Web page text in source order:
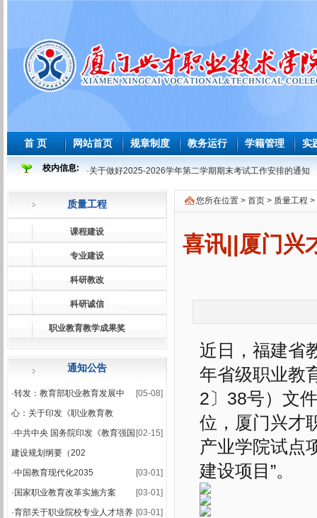
首 页 网站首页 规章制度 教务运行 学籍管理 实
校内信息: ·关于做好2025-2026学年第二学期期末考试工作安排的通知
2025-2026 学年度第二学期必修课程重修教学与考试安排表
·2026年师范生教育教学能力测试安排表
·2026届及往届毕业生必修课程补学分教学与考试安排表
·关于做好2026届及往届毕业生必修课、选修课程补学分报考
·2025-2026学年第一学期课程补考考试安排表
·关于做好2025-2026学年第一学期课程补考工作的通知
·关于公布2025-2026学年第一学期期末集中考试安排的通知
2025-2026学年第一学期期末考试安排表
质量工程
课程建设
专业建设
科研教改
科研诚信
职业教育教学成果奖
通知公告
[05-08]
·转发：教育部职业教育发展中
心：关于印发《职业教育教
[02-15]
·中共中央 国务院印发《教育强国
建设规划纲要（202
[03-01]
·中国教育现代化2035
[03-01]
· 国家职业教育改革实施方案
[03-01]
·育部关于职业院校专业人才培养
您所在位置 > 首页 > 质量工程 >
喜讯||厦门兴
近日，福建省
年省级职业教
2〕38号）文
位，厦门兴才
产业学院试点
建设项目”。